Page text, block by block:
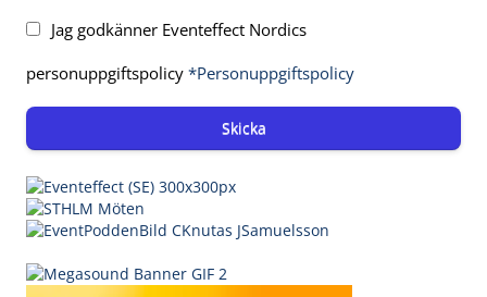
Jag godkänner Eventeffect Nordics
personuppgiftspolicy *Personuppgiftspolicy
Skicka